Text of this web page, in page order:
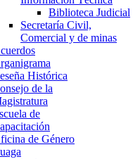
Biblioteca Judicial
Secretaría Civil,
Comercial y de minas
Histórica
de la
de
de Género